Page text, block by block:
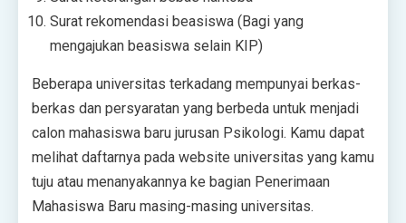
Surat rekomendasi beasiswa (Bagi yang
mengajukan beasiswa selain KIP)
Beberapa universitas terkadang mempunyai berkas-
berkas dan persyaratan yang berbeda untuk menjadi
calon mahasiswa baru jurusan Psikologi. Kamu dapat
melihat daftarnya pada website universitas yang kamu
tuju atau menanyakannya ke bagian Penerimaan
Mahasiswa Baru masing-masing universitas.